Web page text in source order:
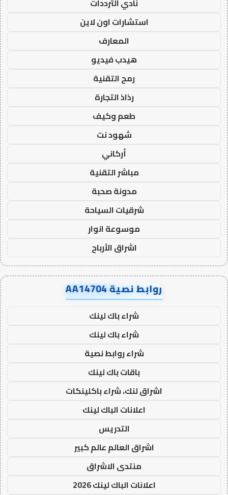
نادي الترددات
استشارات اون لاين
المعارف
هيدب فيديو
رمح التقنية
رذاذ التجارة
طعم وكيف
شهود نت
أركاني
مباشر التقنية
مدونة صحبة
شرقيات السياحة
موسوعة انوار
اشراق الأرباح
روابط نصية AA14704
شراء باك لينك
شراء باك لينك
شراء روابط نصية
باقات باك لينك
اشراق لنك، شراء باكلينكات
اعلانات الباك لينك
التدريس
اشراق العالم عالم كبير
منتدى الاشراق
اعلانات الباك لينك 2026